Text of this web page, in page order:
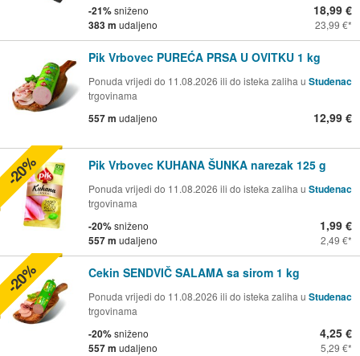
-21%sniženo
383 m udaljeno
18,99 €
23,99 €
Pik Vrbovec PUREĆA PRSA U OVITKU 1 kg
Ponuda vrijedi do 11.08.2026 ili do isteka zaliha u Studenac
trgovinama
557 m udaljeno 12,99 €
Pik Vrbovec KUHANA ŠUNKA narezak 125 g
Ponuda vrijedi do 11.08.2026 ili do isteka zaliha u Studenac
trgovinama
-20%sniženo
557 m udaljeno
1,99 €
2,49 €
-20%
Cekin SENDVIČ SALAMA sa sirom 1 kg
Ponuda vrijedi do 11.08.2026 ili do isteka zaliha u Studenac
trgovinama
-20%sniženo
557 m udaljeno
4,25 €
5,29 €
-20%